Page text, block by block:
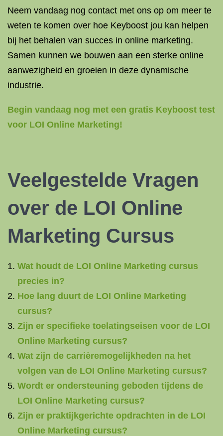
Neem vandaag nog contact met ons op om meer te
weten te komen over hoe Keyboost jou kan helpen
bij het behalen van succes in online marketing.
Samen kunnen we bouwen aan een sterke online
aanwezigheid en groeien in deze dynamische
industrie.
Begin vandaag nog met een gratis Keyboost test
voor LOI Online Marketing!
Veelgestelde Vragen
over de LOI Online
Marketing Cursus
Wat houdt de LOI Online Marketing cursus
precies in?
Hoe lang duurt de LOI Online Marketing
cursus?
Zijn er specifieke toelatingseisen voor de LOI
Online Marketing cursus?
Wat zijn de carrièremogelijkheden na het
volgen van de LOI Online Marketing cursus?
Wordt er ondersteuning geboden tijdens de
LOI Online Marketing cursus?
Zijn er praktijkgerichte opdrachten in de LOI
Online Marketing cursus?